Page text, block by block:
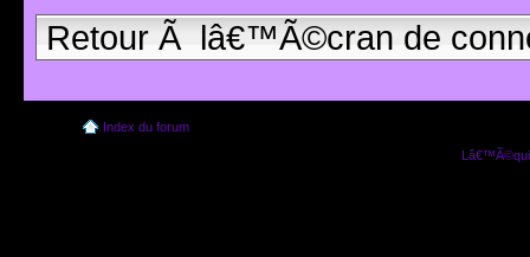
Retour Ã lâ€™Ã©cran de
Index du forum